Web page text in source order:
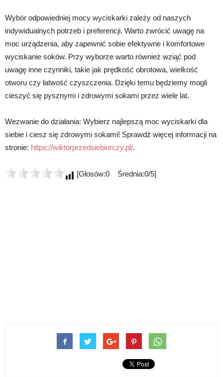
Wybór odpowiedniej mocy wyciskarki zależy od naszych
indywidualnych potrzeb i preferencji. Warto zwrócić uwagę na
moc urządzenia, aby zapewnić sobie efektywne i komfortowe
wyciskanie soków. Przy wyborze warto również wziąć pod
uwagę inne czynniki, takie jak prędkość obrotowa, wielkość
otworu czy łatwość czyszczenia. Dzięki temu będziemy mogli
cieszyć się pysznymi i zdrowymi sokami przez wiele lat.
Wezwanie do działania: Wybierz najlepszą moc wyciskarki dla
siebie i ciesz się zdrowymi sokami! Sprawdź więcej informacji na
stronie: https://wiktorprzedsiebiorczy.pl/.
[Głosów:0 Średnia:0/5]